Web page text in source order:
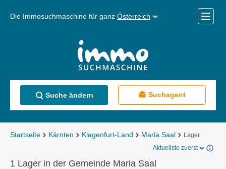
Die Immosuchmaschine für ganz Österreich
Menü
Suche ändern Suchagent
Startseite Kärnten Klagenfurt-Land Maria Saal
Lager
Aktuellste zuerst
1 Lager in der Gemeinde Maria Saal